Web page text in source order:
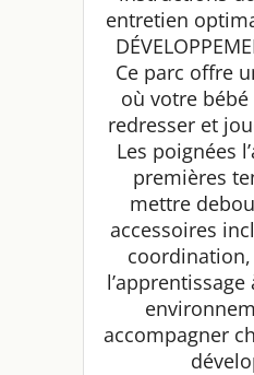
entretien
Ce parc offre
où votre
redresser et
Les poignées
premières
mettre
accessoires
accompagner